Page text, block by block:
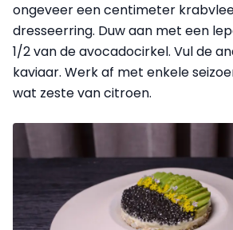
ongeveer een centimeter
dresseerring. Duw aan met een
1/2 van de avocadocirkel. Vul de
kaviaar. Werk af met enkele
wat zeste van citroen.